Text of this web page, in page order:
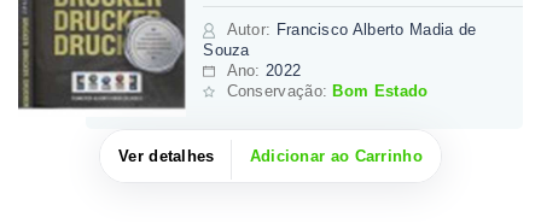
Autor: Francisco Alberto Madia de
Souza
Ano: 2022
Conservação: Bom Estado
Ver detalhes Adicionar ao Carrinho